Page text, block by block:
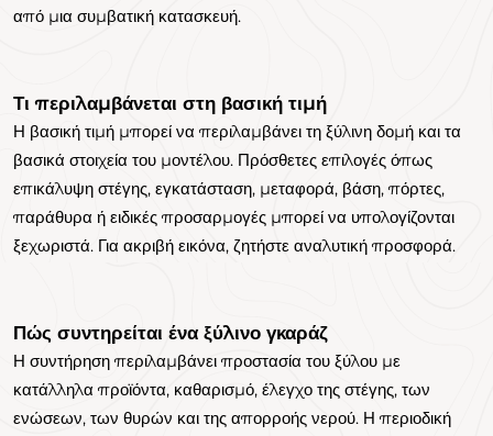
από μια συμβατική κατασκευή.
Τι περιλαμβάνεται στη βασική τιμή
Η βασική τιμή μπορεί να περιλαμβάνει τη ξύλινη δομή και τα
βασικά στοιχεία του μοντέλου. Πρόσθετες επιλογές όπως
επικάλυψη στέγης, εγκατάσταση, μεταφορά, βάση, πόρτες,
παράθυρα ή ειδικές προσαρμογές μπορεί να υπολογίζονται
ξεχωριστά. Για ακριβή εικόνα, ζητήστε αναλυτική προσφορά.
Πώς συντηρείται ένα ξύλινο γκαράζ
Η συντήρηση περιλαμβάνει προστασία του ξύλου με
κατάλληλα προϊόντα, καθαρισμό, έλεγχο της στέγης, των
ενώσεων, των θυρών και της απορροής νερού. Η περιοδική